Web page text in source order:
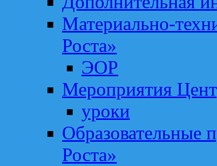
Материально-
Роста»
ЭОР
Мероприятия
уроки
Образовательные
Роста»